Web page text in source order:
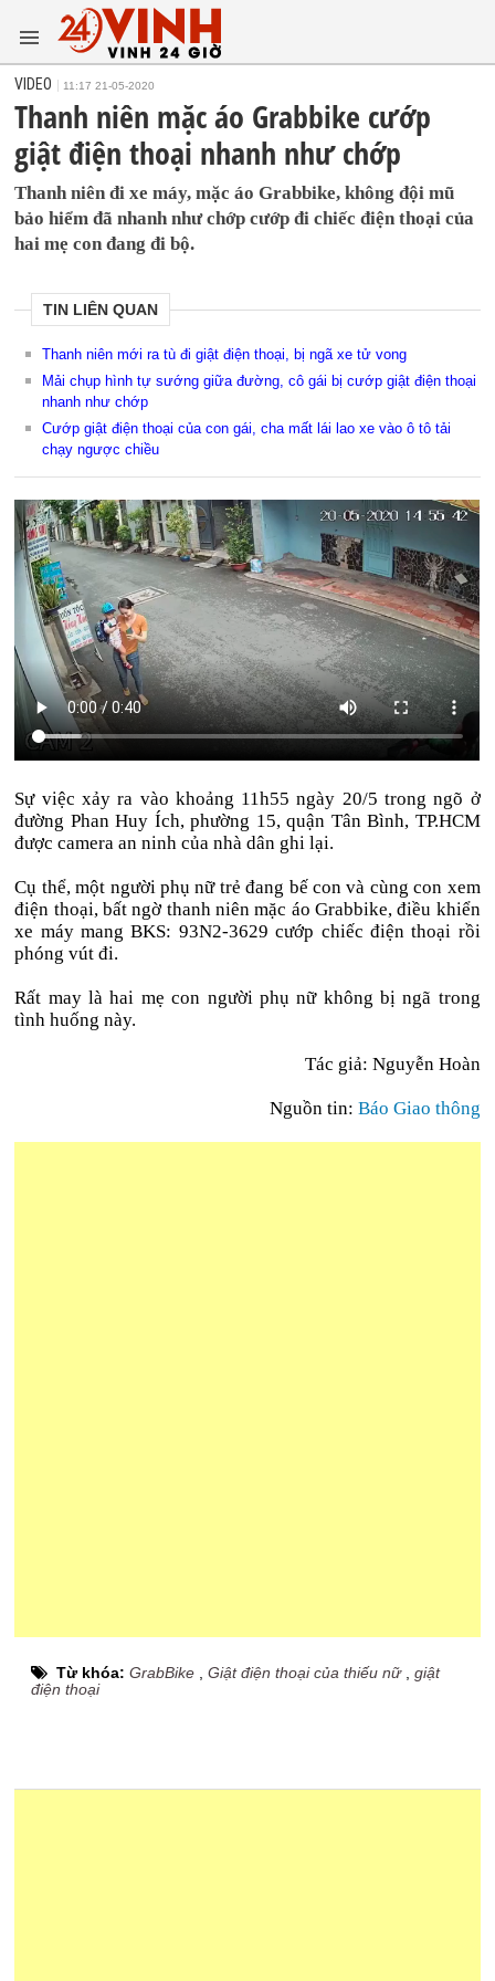
VIDEO 11:17 21-05-2020
Thanh niên mặc áo Grabbike cướp
giật điện thoại nhanh như chớp
Thanh niên đi xe máy, mặc áo Grabbike, không đội mũ
bảo hiểm đã nhanh như chớp cướp đi chiếc điện thoại của
hai mẹ con đang đi bộ.
TIN LIÊN QUAN
Thanh niên mới ra tù đi giật điện thoại, bị ngã xe tử vong
Mải chụp hình tự sướng giữa đường, cô gái bị cướp giật điện thoại
nhanh như chớp
Cướp giật điện thoại của con gái, cha mất lái lao xe vào ô tô tải
chạy ngược chiều
Sự việc xảy ra vào khoảng 11h55 ngày 20/5 trong ngõ ở
đường Phan Huy Ích, phường 15, quận Tân Bình, TP.HCM
được camera an ninh của nhà dân ghi lại.
Cụ thể, một người phụ nữ trẻ đang bế con và cùng con xem
điện thoại, bất ngờ thanh niên mặc áo Grabbike, điều khiển
xe máy mang BKS: 93N2-3629 cướp chiếc điện thoại rồi
phóng vút đi.
Rất may là hai mẹ con người phụ nữ không bị ngã trong
tình huống này.
Tác giả: Nguyễn Hoàn
Nguồn tin: Báo Giao thông
Từ khóa:GrabBike ,Giật điện thoại của thiếu nữ,giật
điện thoại